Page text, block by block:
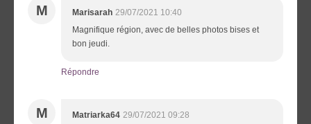
M Marisarah 29/07/2021 10:40
Magnifique région, avec de belles photos bises et
bon jeudi.
Répondre
M Matriarka64 29/07/2021 09:28